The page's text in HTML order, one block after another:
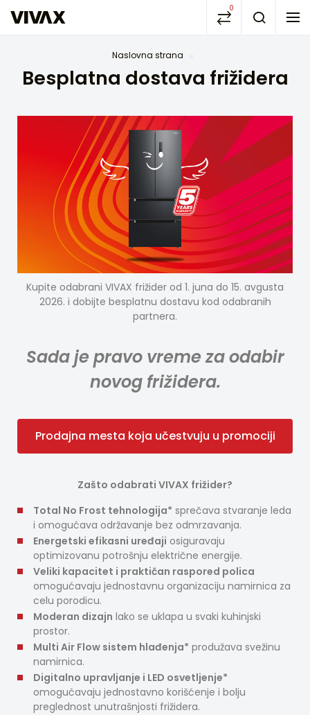
0
Naslovna strana
Besplatna dostava frižidera
Kupite odabrani VIVAX frižider od 1. juna do 15. avgusta
2026. i dobijte besplatnu dostavu kod odabranih
partnera.
Sada je pravo vreme za odabir
novog frižidera.
Prodajna mesta koja učestvuju u promociji
Zašto odabrati VIVAX frižider?
Total No Frost tehnologija* sprečava stvaranje leda
i omogućava održavanje bez odmrzavanja.
Energetski efikasni uređaji osiguravaju
optimizovanu potrošnju električne energije.
Veliki kapacitet i praktičan raspored polica
omogućavaju jednostavnu organizaciju namirnica za
celu porodicu.
Moderan dizajn lako se uklapa u svaki kuhinjski
prostor.
Multi Air Flow sistem hlađenja* produžava svežinu
namirnica.
Digitalno upravljanje i LED osvetljenje*
omogućavaju jednostavno korišćenje i bolju
preglednost unutrašnjosti frižidera.